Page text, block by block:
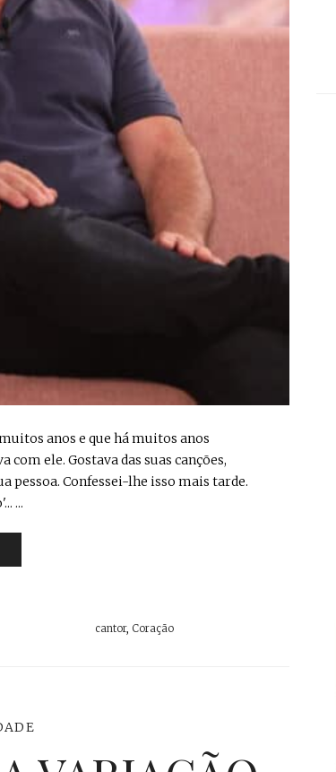
anos e que há muitos anos
ele. Gostava das suas canções,
pessoa. Confessei-lhe isso mais tarde.
...
cantor, Coração